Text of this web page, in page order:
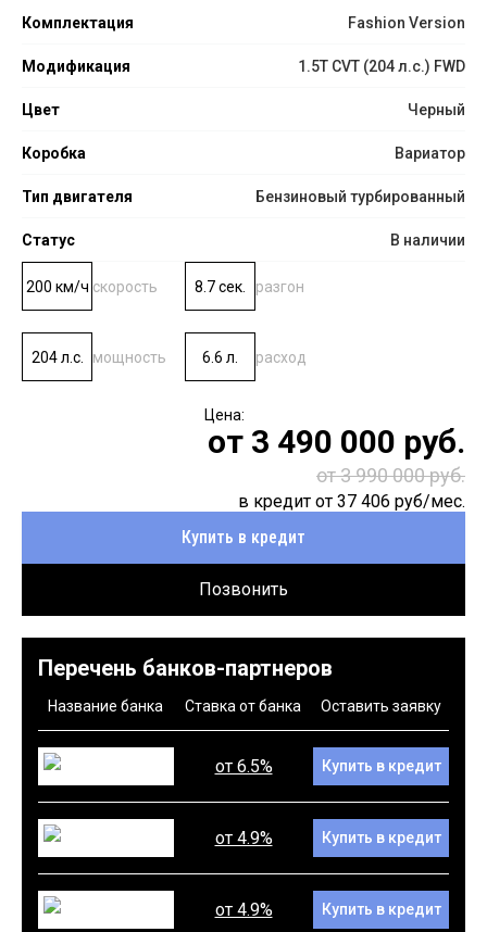
Комплектация Fashion Version
Модификация 1.5T CVT (204 л.с.) FWD
Цвет Черный
Коробка Вариатор
Тип двигателя Бензиновый турбированный
Статус В наличии
200 км/ч скорость 8.7 сек. разгон
204 л.с. мощность 6.6 л. расход
от 3 490 000 руб.
от 3 990 000 руб.
в кредит от 37 406 руб/мес.
Купить в кредит
Позвонить
Перечень банков-партнеров
Название банка Ставка от банка Оставить заявку
от 6.5% Купить в кредит
от 4.9% Купить в кредит
от 4.9% Купить в кредит